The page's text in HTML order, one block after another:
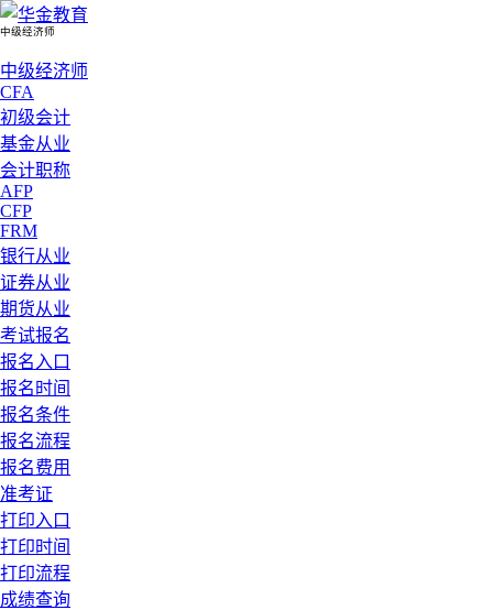
中级经济师
中级经济师
CFA
初级会计
基金从业
会计职称
AFP
CFP
FRM
银行从业
证券从业
期货从业
考试报名
报名入口
报名时间
报名条件
报名流程
报名费用
准考证
打印入口
打印时间
打印流程
成绩查询